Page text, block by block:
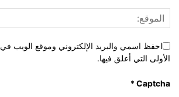
احفظ اسمي والبريد الإلكتروني وموقع الويب
الأولى التي أعلق فيها.
Captcha
*